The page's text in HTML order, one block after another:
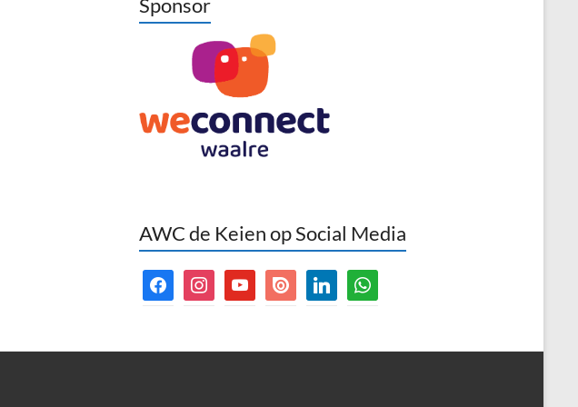
AWC de Keien op Social Media
facebookinstagramyoutubeissuu linkedinwhatsapp